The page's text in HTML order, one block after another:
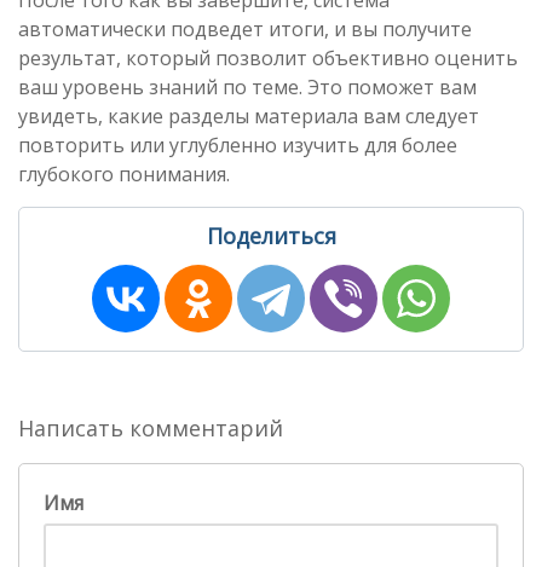
автоматически подведет итоги, и вы получите
результат, который позволит объективно оценить
ваш уровень знаний по теме. Это поможет вам
увидеть, какие разделы материала вам следует
повторить или углубленно изучить для более
глубокого понимания.
Поделиться
Написать комментарий
Имя